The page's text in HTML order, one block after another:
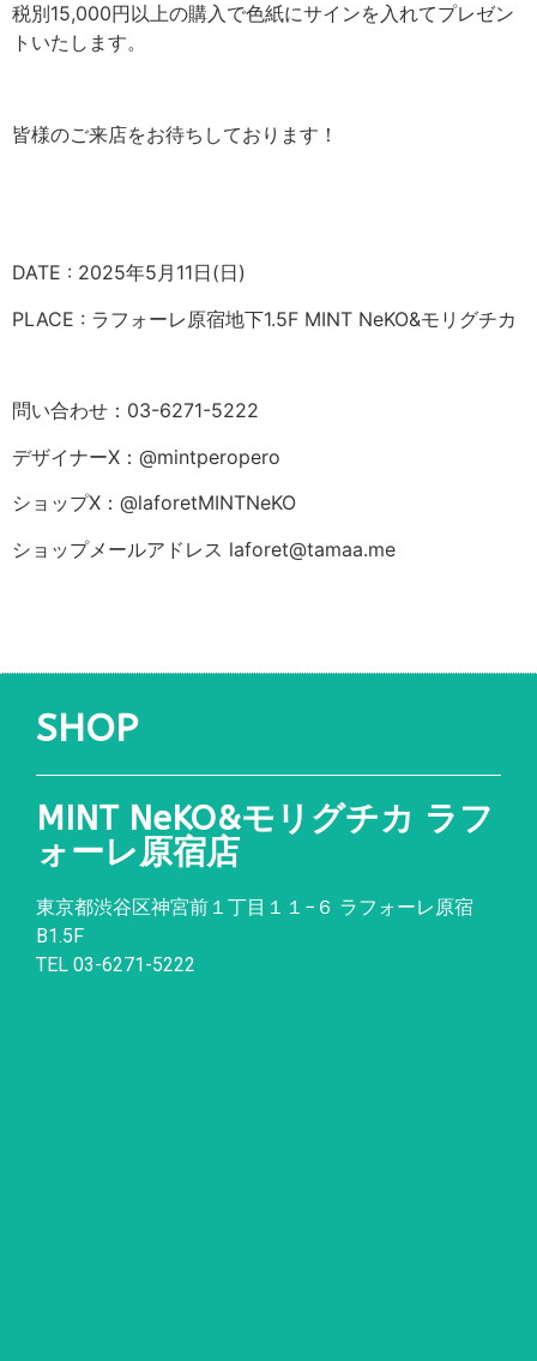
税別15,000円以上の購入で色紙にサインを入れてプレゼン
トいたします。
皆様のご来店をお待ちしております！
DATE : 2025年5月11日(日)
PLACE : ラフォーレ原宿地下1.5F MINT NeKO&モリグチカ
問い合わせ：03-6271-5222
デザイナーX：@mintperopero
ショップX：@laforetMINTNeKO
ショップメールアドレス laforet@tamaa.me
SHOP
MINT NeKO&モリグチカ ラフ
ォーレ原宿店
東京都渋谷区神宮前１丁目１１ − ６ ラフォーレ原宿
B1.5F
TEL 03-6271-5222